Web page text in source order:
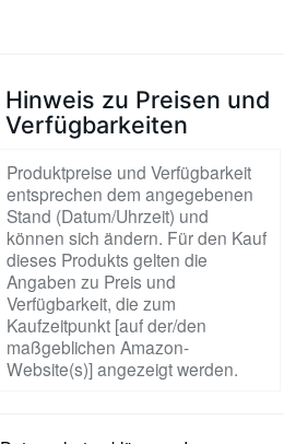
Hinweis zu Preisen und
Verfügbarkeiten
Produktpreise und Verfügbarkeit
entsprechen dem angegebenen
Stand (Datum/Uhrzeit) und
können sich ändern. Für den Kauf
dieses Produkts gelten die
Angaben zu Preis und
Verfügbarkeit, die zum
Kaufzeitpunkt [auf der/den
maßgeblichen Amazon-
Website(s)] angezeigt werden.